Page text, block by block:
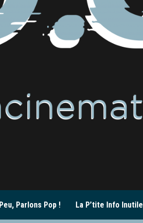
Parlons Pop ! La P’tite Info Inutile